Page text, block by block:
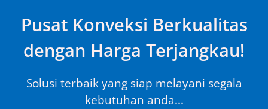
Pusat Konveksi Berkualitas
dengan Harga Terjangkau!
Solusi terbaik yang siap melayani segala
kebutuhan anda...